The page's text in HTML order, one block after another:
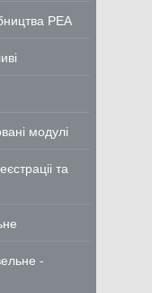
РЕА
модулі
та
-